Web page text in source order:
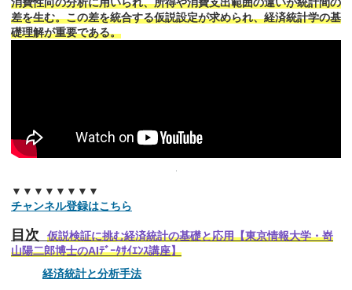
差を生む。この差を統合する仮説設定が求められ、経済統計学の基
礎理解が重要である。
▼▼▼▼▼▼▼▼
チャンネル登録はこちら
目次
仮説検証に挑む経済統計の基礎と応用【東京情報大学・嵜
山陽二郎博士のAIﾃﾞｰﾀｻｲｴﾝｽ講座】
経済統計と分析手法